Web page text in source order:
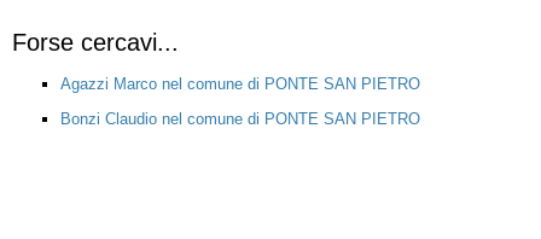
Forse cercavi...
Agazzi Marco nel comune di PONTE SAN PIETRO
Bonzi Claudio nel comune di PONTE SAN PIETRO